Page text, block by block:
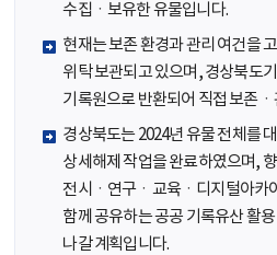
수집ㆍ보유한 유물입니다.
현재는 보존 환경과 관리 여건을
위탁 보관되고 있으며, 경상북도
기록원으로 반환되어 직접 보존
경상북도는 2024년 유물 전체를
상세해제 작업을 완료하였으며,
전시ㆍ연구ㆍ교육ㆍ디지털아카
함께 공유하는 공공 기록유산 활
나갈 계획입니다.